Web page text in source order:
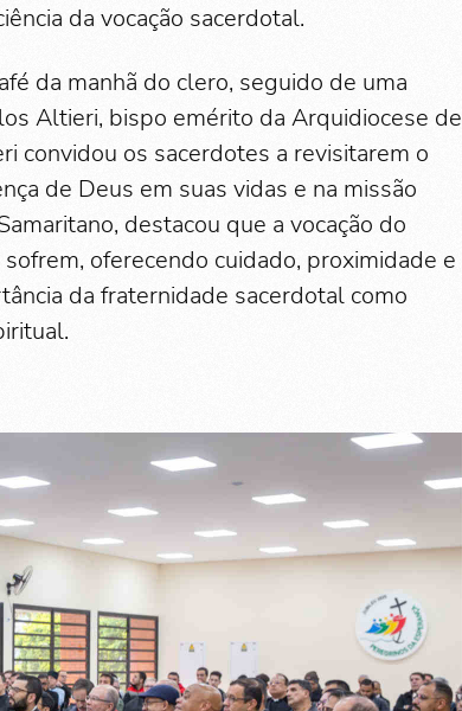
da vocação sacerdotal.
da manhã do clero, seguido de uma
Altieri, bispo emérito da Arquidiocese de
convidou os sacerdotes a revisitarem o
de Deus em suas vidas e na missão
destacou que a vocação do
oferecendo cuidado, proximidade e
da fraternidade sacerdotal como